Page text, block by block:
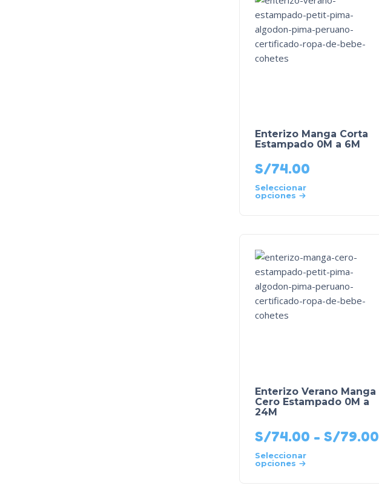
Enterizo Manga Corta
Estampado 0M a 6M
S/74.00
Seleccionar
opciones
Enterizo Verano Manga
Cero Estampado 0M a
24M
S/74.00 - S/79.00
Seleccionar
opciones